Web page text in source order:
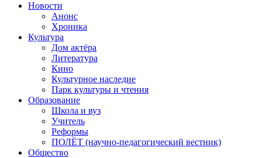
Новости
Анонс
Хроника
Культура
Дом актёра
Литература
Кино
Культурное наследие
Парк культуры и чтения
Образование
Школа и вуз
Учитель
Реформы
ПОЛЁТ (научно-педагогический вестник)
Общество